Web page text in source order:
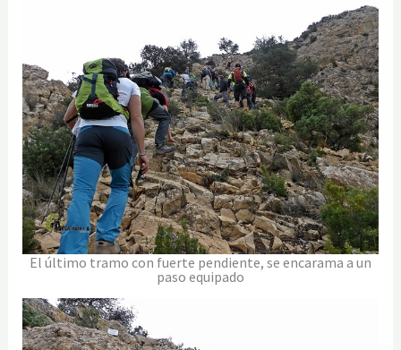
El último tramo con fuerte pendiente, se encarama a un
paso equipado